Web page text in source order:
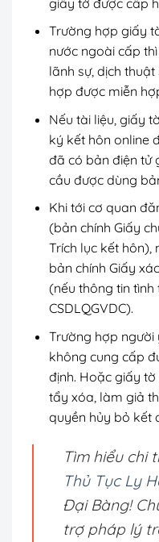
Trường hợp giấy
nước ngoài cấp
lãnh sự, dịch
hợp được miễn
Nếu tài liệu, giấy
ký kết hôn online
đã có bản điện tử
cầu được dùng
Khi tới cơ quan
(bản chính Giấy
Trích lục kết hôn),
bản chính Giấy
(nếu thông tin
Trường hợp người
không cung cấp
định. Hoặc giấy
tẩy xóa, làm giả
quyền hủy bỏ kết
Tìm hiểu chi
Thủ Tục Ly
Đại Bàng!
trợ pháp lý